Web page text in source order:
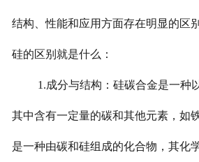
结构、性能和应用方面存在明显的区
硅的区别就是什么：
1.成分与结构：硅碳合金是一种
其中含有一定量的碳和其他元素，如
是一种由碳和硅组成的化合物，其化